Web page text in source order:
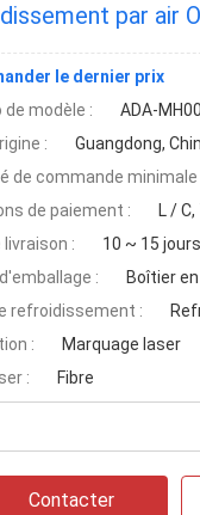
par air
le dernier prix
de modèle :
ADA-
:
Guangdong,
de commande minimale
de paiement :
L /
livraison :
10 ~ 15 jours
:
Boîtier
refroidissement :
:
Marquage laser
:
Fibre
Contacter